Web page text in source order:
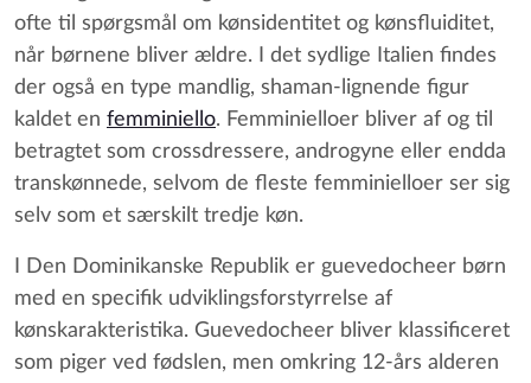
ofte til spørgsmål om kønsidentitet og kønsfluiditet,
når børnene bliver ældre. I det sydlige Italien findes
der også en type mandlig, shaman-lignende figur
kaldet en femminiello. Femminielloer bliver af og til
betragtet som crossdressere, androgyne eller endda
transkønnede, selvom de fleste femminielloer ser sig
selv som et særskilt tredje køn.
I Den Dominikanske Republik er guevedocheer børn
med en specifik udviklingsforstyrrelse af
kønskarakteristika. Guevedocheer bliver klassificeret
som piger ved fødslen, men omkring 12-års alderen